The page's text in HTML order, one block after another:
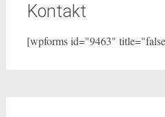
Kontakt
[wpforms id="9463"